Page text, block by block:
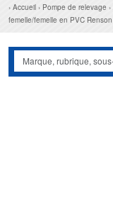
Accueil Pompe de relevage
femelle/femelle en PVC